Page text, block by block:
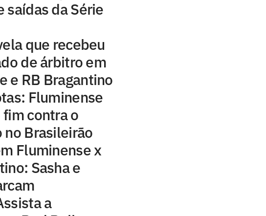
saídas da Série
que recebeu
de árbitro em
e RB Bragantino
Fluminense
contra o
no Brasileirão
Fluminense x
Sasha e
a